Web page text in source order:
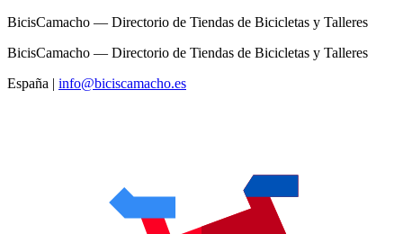
BicisCamacho — Directorio de Tiendas de Bicicletas y Talleres
BicisCamacho — Directorio de Tiendas de Bicicletas y Talleres
España | info@biciscamacho.es